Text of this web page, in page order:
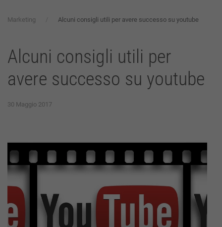
Marketing Alcuni consigli utili per avere successo su youtube
Alcuni consigli utili per
avere successo su youtube
30 Maggio 2017